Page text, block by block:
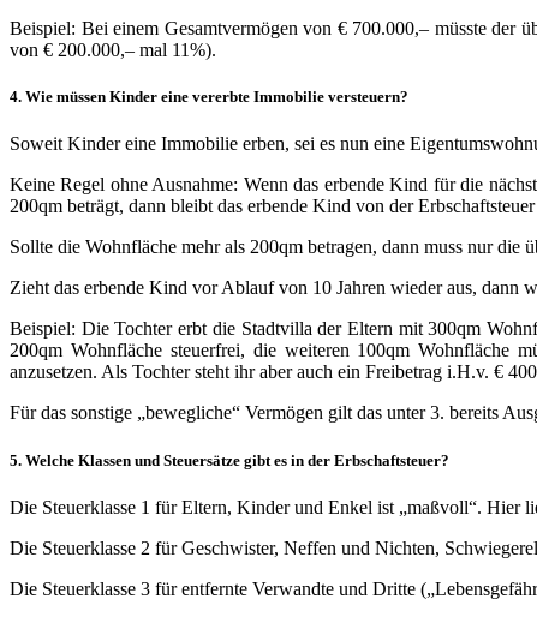
Beispiel: Bei einem Gesamtvermögen von € 700.000,– müsste der
von € 200.000,– mal 11%).
4. Wie müssen Kinder eine vererbte Immobilie versteuern?
Soweit Kinder eine Immobilie erben, sei es nun eine
Keine Regel ohne Ausnahme: Wenn das erbende Kind für die
200qm beträgt, dann bleibt das erbende Kind von der
Sollte die Wohnfläche mehr als 200qm betragen, dann muss nur die
Zieht das erbende Kind vor Ablauf von 10 Jahren wieder aus, dann
Beispiel: Die Tochter erbt die Stadtvilla der Eltern mit 300qm
200qm Wohnfläche steuerfrei, die weiteren 100qm Wohnfläche
anzusetzen. Als Tochter steht ihr aber auch ein Freibetrag i.H.v. €
Für das sonstige „bewegliche“ Vermögen gilt das unter 3. bereits
5. Welche Klassen und Steuersätze gibt es in der Erbschaftsteuer?
Die Steuerklasse 1 für Eltern, Kinder und Enkel ist „maßvoll“. Hier
Die Steuerklasse 2 für Geschwister, Neffen und Nichten,
Die Steuerklasse 3 für entfernte Verwandte und Dritte